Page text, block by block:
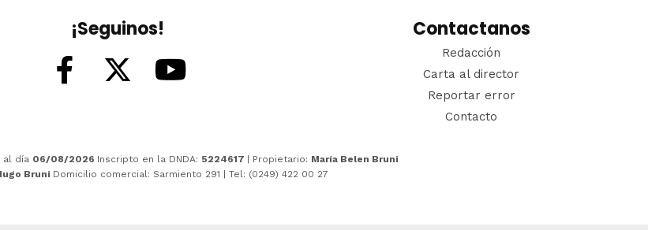
¡Seguinos! Contactanos
Redacción
Carta al director
Reportar error
Contacto
al día 06/08/2026 Inscripto en la DNDA: 5224617 | Propietario: María Belen Bruni
Bruni Domicilio comercial: Sarmiento 291 | Tel: (0249) 422 00 27